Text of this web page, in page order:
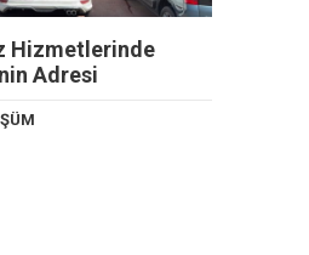
Hizmetlerinde
Adresi